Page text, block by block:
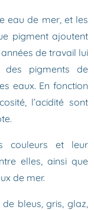
eau de mer, et les
pigment ajoutent
de travail lui
pigments de
eaux. En fonction
l’acidité sont
couleurs et leur
elles, ainsi que
de mer.
bleus, gris, glaz,